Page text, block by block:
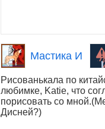
Мастика И
Рисованькала по
любимке, Katie, что
порисовать со
Дисней?)